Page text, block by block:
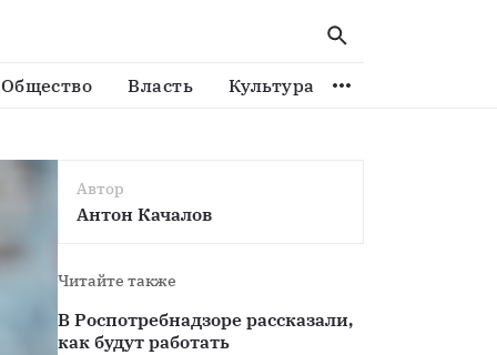
Общество Власть Культура Спорт
Автор
Антон Качалов
Читайте также
В Роспотребнадзоре рассказали,
как будут работать